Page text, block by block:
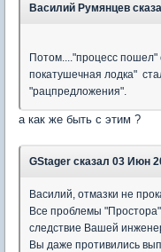
Василий Румянцев
Потом...."процесс пошел"
покатушечная лодка"
"рацпредложения".
а как же быть с этим ?
GStager сказал 03 Июн
Василий, отмазки не
Все проблемы
следствие Вашей
Вы даже противились